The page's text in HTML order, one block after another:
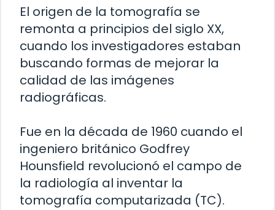
El origen de la tomografía se
remonta a principios del siglo XX,
cuando los investigadores estaban
buscando formas de mejorar la
calidad de las imágenes
radiográficas.
Fue en la década de 1960 cuando el
ingeniero británico Godfrey
Hounsfield revolucionó el campo de
la radiología al inventar la
tomografía computarizada (TC).